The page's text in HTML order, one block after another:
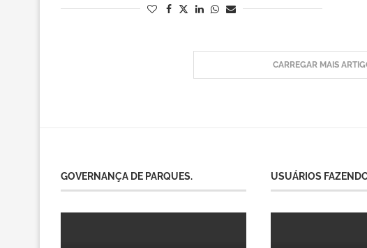
CARREGAR MAIS
GOVERNANÇA DE PARQUES. USUÁRIOS